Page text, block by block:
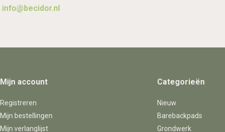
info@becidor.nl
Mijn account
Registreren
Mijn bestellingen
Mijn verlanglijst
Categorieën
Nieuw
Barebackpads
Grondwerk